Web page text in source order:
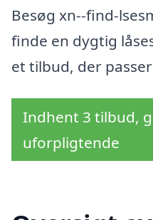
Besøg xn--find-
finde en dygtig
et tilbud, der
Indhent 3 tilbud,
uforpligtende